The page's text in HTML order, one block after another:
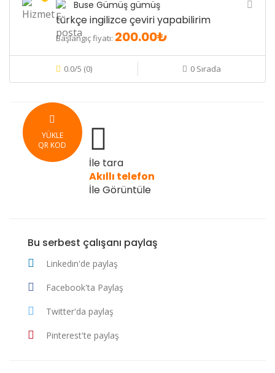
Buse Gümüş gümüş
türkçe ingilizce çeviri yapabilirim
Başlangıç fiyatı: 200.00₺
0.0/5 (0) 0 Sırada
YÜKLE
QR KOD
İle tara
Akıllı telefon
İle Görüntüle
Bu serbest çalışanı paylaş
Linkedın'de paylaş
Facebook'ta Paylaş
Twitter'da paylaş
Pinterest'te paylaş